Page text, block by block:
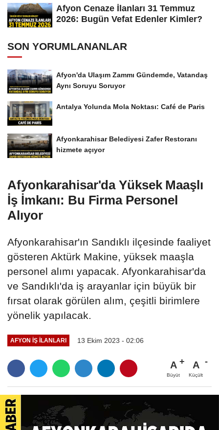
Afyon Cenaze İlanları 31 Temmuz
2026: Bugün Vefat Edenler Kimler?
SON YORUMLANANLAR
Afyon'da Ulaşım Zammı Gündemde, Vatandaş
Aynı Soruyu Soruyor
Antalya Yolunda Mola Noktası: Café de Paris
Afyonkarahisar Belediyesi Zafer Restoranı
hizmete açıyor
Afyonkarahisar'da Yüksek Maaşlı
İş İmkanı: Bu Firma Personel
Alıyor
Afyonkarahisar'ın Sandıklı ilçesinde faaliyet
gösteren Aktürk Makine, yüksek maaşla
personel alımı yapacak. Afyonkarahisar'da
ve Sandıklı'da iş arayanlar için büyük bir
fırsat olarak görülen alım, çeşitli birimlere
yönelik yapılacak.
AFYON İŞ İLANLARI 13 Ekim 2023 - 02:06
A
Büyüt
A
Küçült